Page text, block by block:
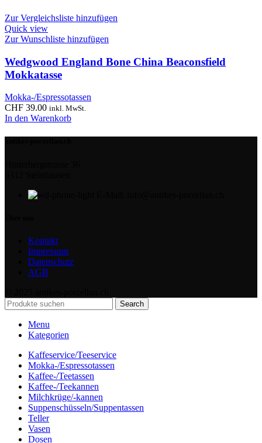
Zur Vergleichsliste hinzufügen
Quick view
Zur Wunschliste hinzufügen
Wedgwood England Bone China Beaconsfield
Mokkatasse
Mokka-/Espressotassen
CHF 39.00 inkl. MwSt.
In den Warenkorb
Kontakt
Impressum
Datenschutz
AGB
Search
Menu
Kategorien
Kaffeservice/Teeservice
Mokka-/Espressotassen
Kaffee-/Teetassen
Kaffee-/Teekannen
Milchkrüge/-kannen
Suppenschüsseln/Suppentassen
Teller
Vasen
Dosen